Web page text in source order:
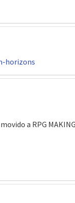
horizons
a RPG MAKING